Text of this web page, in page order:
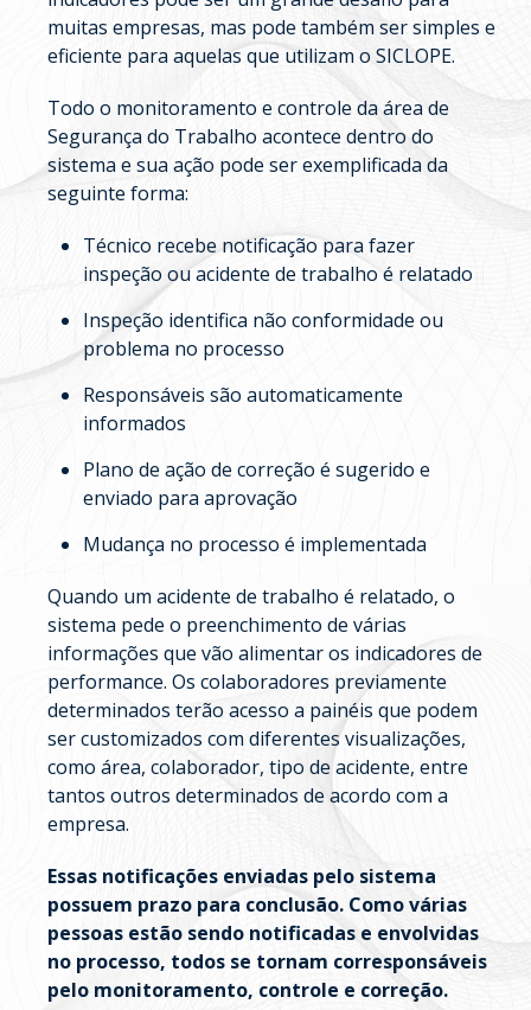
muitas empresas, mas pode também ser simples e
eficiente para aquelas que utilizam o SICLOPE.
Todo o monitoramento e controle da área de
Segurança do Trabalho acontece dentro do
sistema e sua ação pode ser exemplificada da
seguinte forma:
Técnico recebe notificação para fazer
inspeção ou acidente de trabalho é relatado
Inspeção identifica não conformidade ou
problema no processo
Responsáveis são automaticamente
informados
Plano de ação de correção é sugerido e
enviado para aprovação
Mudança no processo é implementada
Quando um acidente de trabalho é relatado, o
sistema pede o preenchimento de várias
informações que vão alimentar os indicadores de
performance. Os colaboradores previamente
determinados terão acesso a painéis que podem
ser customizados com diferentes visualizações,
como área, colaborador, tipo de acidente, entre
tantos outros determinados de acordo com a
empresa.
Essas notificações enviadas pelo sistema
possuem prazo para conclusão. Como várias
pessoas estão sendo notificadas e envolvidas
no processo, todos se tornam corresponsáveis
pelo monitoramento, controle e correção.